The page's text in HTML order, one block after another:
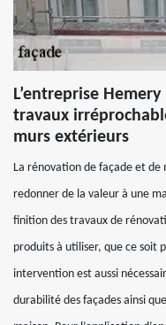
L’entreprise
travaux
murs extérieurs
La rénovation de façade et de
redonner de la valeur à une
finition des travaux de
produits à utiliser, que ce soit
intervention est aussi
durabilité des façades ainsi